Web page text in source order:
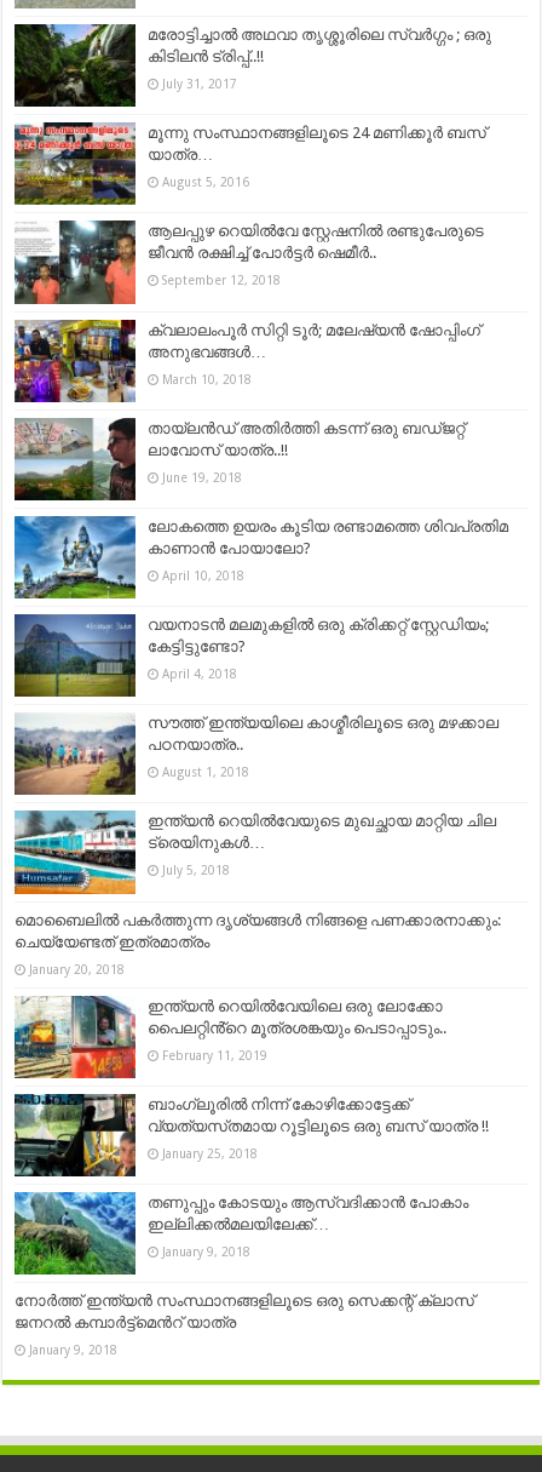
മരോട്ടിച്ചാൽ അഥവാ തൃശ്ശൂരിലെ സ്വർഗ്ഗം ; ഒരു
കിടിലൻ ട്രിപ്പ്..!!
July 31, 2017
മൂന്നു സംസ്ഥാനങ്ങളിലൂടെ 24 മണിക്കൂർ ബസ്
യാത്ര…
August 5, 2016
ആലപ്പുഴ റെയില്‍വേ സ്റ്റേഷനില്‍ രണ്ടുപേരുടെ
ജീവന്‍ രക്ഷിച്ച് പോര്‍ട്ടര്‍ ഷെമീർ..
September 12, 2018
ക്വലാലംപൂര്‍ സിറ്റി ടൂര്‍; മലേഷ്യന്‍ ഷോപ്പിംഗ്
അനുഭവങ്ങള്‍…
March 10, 2018
തായ്‌ലൻഡ് അതിർത്തി കടന്ന് ഒരു ബഡ്ജറ്റ്
ലാവോസ് യാത്ര..!!
June 19, 2018
ലോകത്തെ ഉയരം കൂടിയ രണ്ടാമത്തെ ശിവപ്രതിമ
കാണാൻ പോയാലോ?
April 10, 2018
വയനാടന്‍ മലമുകളില്‍ ഒരു ക്രിക്കറ്റ് സ്റ്റേഡിയം;
കേട്ടിട്ടുണ്ടോ?
April 4, 2018
സൗത്ത് ഇന്ത്യയിലെ കാശ്മീരിലൂടെ ഒരു മഴക്കാല
പഠനയാത്ര..
August 1, 2018
ഇന്ത്യൻ റെയിൽവേയുടെ മുഖച്ഛായ മാറ്റിയ ചില
ട്രെയിനുകൾ…
July 5, 2018
മൊബൈലില്‍ പകര്‍ത്തുന്ന ദൃശ്യങ്ങള്‍ നിങ്ങളെ പണക്കാരനാക്കും:
ചെയ്യേണ്ടത് ഇത്രമാത്രം
January 20, 2018
ഇന്ത്യൻ റെയിൽവേയിലെ ഒരു ലോക്കോ
പൈലറ്റിൻ്റെ മൂത്രശങ്കയും പെടാപ്പാടും..
February 11, 2019
ബാംഗ്ലൂരിൽ നിന്ന് കോഴിക്കോട്ടേക്ക്
വ്യത്യസ്‍തമായ റൂട്ടിലൂടെ ഒരു ബസ് യാത്ര !!
January 25, 2018
തണുപ്പും കോടയും ആസ്വദിക്കാന്‍ പോകാം
ഇല്ലിക്കൽമലയിലേക്ക്…
January 9, 2018
നോർത്ത് ഇന്ത്യൻ സംസ്ഥാനങ്ങളിലൂടെ ഒരു സെക്കന്റ് ക്ലാസ്
ജനറൽ കമ്പാർട്ട്മെൻറ് യാത്ര
January 9, 2018